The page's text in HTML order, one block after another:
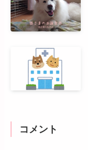
コメント